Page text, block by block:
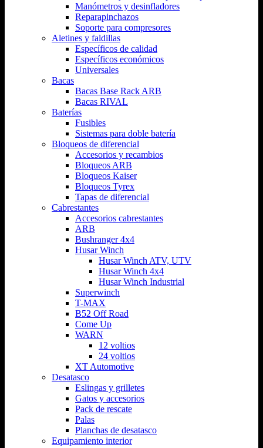
Manómetros y desinfladores
Reparapinchazos
Soporte para compresores
Aletines y faldillas
Específicos de calidad
Específicos económicos
Universales
Bacas
Bacas Base Rack ARB
Bacas RIVAL
Baterías
Fusibles
Sistemas para doble batería
Bloqueos de diferencial
Accesorios y recambios
Bloqueos ARB
Bloqueos Kaiser
Bloqueos Tyrex
Tapas de diferencial
Cabrestantes
Accesorios cabrestantes
ARB
Bushranger 4x4
Husar Winch
Husar Winch ATV, UTV
Husar Winch 4x4
Husar Winch Industrial
Superwinch
T-MAX
B52 Off Road
Come Up
WARN
12 voltios
24 voltios
XT Automotive
Desatasco
Eslingas y grilletes
Gatos y accesorios
Pack de rescate
Palas
Planchas de desatasco
Equipamiento interior